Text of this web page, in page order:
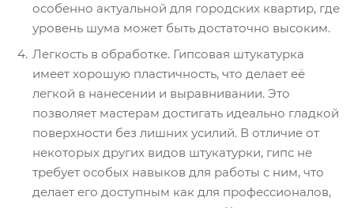
особенно актуальной для городских квартир, где
уровень шума может быть достаточно высоким.
Легкость в обработке. Гипсовая штукатурка
имеет хорошую пластичность, что делает её
легкой в нанесении и выравнивании. Это
позволяет мастерам достигать идеально гладкой
поверхности без лишних усилий. В отличие от
некоторых других видов штукатурки, гипс не
требует особых навыков для работы с ним, что
делает его доступным как для профессионалов,